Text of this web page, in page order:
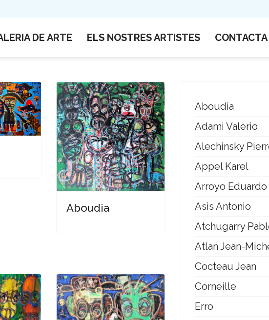
DE ARTE ELS NOSTRES ARTISTES
Aboudia
Aboudia
Adami Valerio
Alechinsky
Appel Karel
Arroyo Eduardo
Asis Antonio
Atchugarry
Atlan Jean-
Cocteau Jean
Corneille
Erro